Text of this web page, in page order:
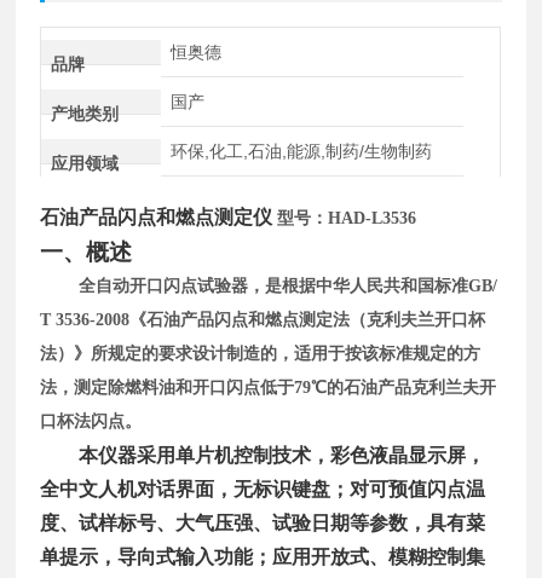
品牌
恒奥德
产地类别
国产
应用领域
环保,化工,石油,能源,制药/生物制药
石油产品闪点和燃点测定仪 型号：HAD-L3536
一、概述
全自动开口闪点试验器，是根据中华人民共和国标准GB/
T 3536-2008《石油产品闪点和燃点测定法（克利夫兰开口杯
法）》所规定的要求设计制造的，适用于按该标准规定的方
法，测定除燃料油和开口闪点低于79℃的石油产品克利兰夫开
口杯法闪点。
本仪器采用单片机控制技术，彩色液晶显示屏，
全中文人机对话界面，无标识键盘；对可预值闪点温
度、试样标号、大气压强、试验日期等参数，具有菜
单提示，导向式输入功能；应用开放式、模糊控制集